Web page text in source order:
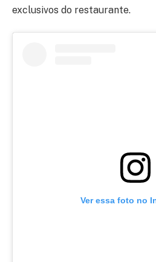
exclusivos do restaurante.
Ver essa foto no